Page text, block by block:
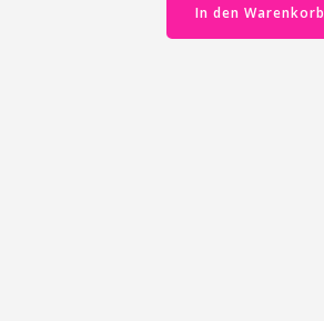
In den Warenkorb